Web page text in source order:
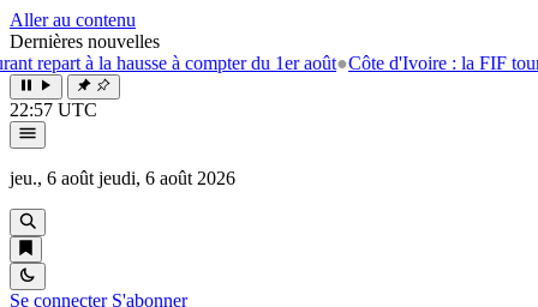
Aller au contenu
Dernières nouvelles
à la hausse à compter du 1er août●Côte d'Ivoire : la FIF tourne la
22:57 UTC
jeu., 6 août jeudi, 6 août 2026
Se connecter S'abonner